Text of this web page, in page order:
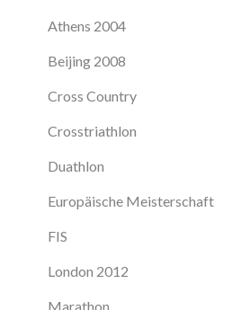
Athens 2004
Beijing 2008
Cross Country
Crosstriathlon
Duathlon
Europäische Meisterschaft
FIS
London 2012
Marathon